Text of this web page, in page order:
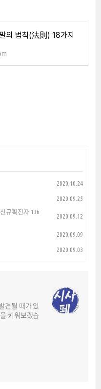
의 법칙(法則) 18가지
2020.10.24
2020.09.25
규확진자 136
2020.09.12
2020.09.09
2020.09.03
견될 때가 있
키워보겠습